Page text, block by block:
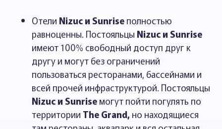
Отели Nizuc и Sunriseполностью
равноценны. Постояльцы Nizuc и Sunrise
имеют 100% свободный доступ друг к
другу и могут без ограничений
пользоваться ресторанами, бассейнами и
всей прочей инфраструктурой. Постояльцы
Nizuc и Sunriseмогут пойти погулять по
территории The Grand, но находящиеся